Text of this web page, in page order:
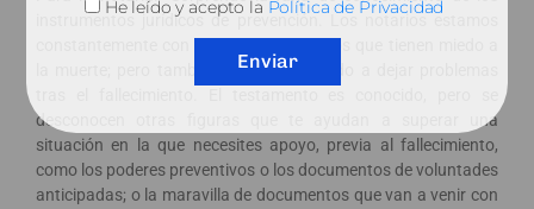
instrumentos jurídicos de prevención. Los notarios estamos
la muerte; pero también que tienen miedo a dejar problemas
desconocen otras figuras que te ayudan a superar una
situación en la que necesites apoyo, previa al fallecimiento,
como los poderes preventivos o los documentos de voluntades
anticipadas; o la maravilla de documentos que van a venir con
He leído y acepto la Política de Privacidad
Enviar